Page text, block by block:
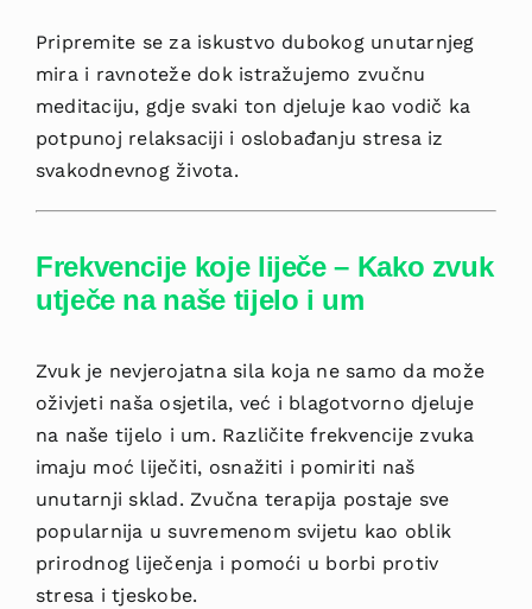
Pripremite se za iskustvo dubokog unutarnjeg
mira i ravnoteže dok istražujemo zvučnu
meditaciju, gdje svaki ton djeluje kao vodič ka
potpunoj relaksaciji i oslobađanju stresa iz
svakodnevnog života.
Frekvencije koje liječe – Kako zvuk
utječe na naše tijelo i um
Zvuk je nevjerojatna sila koja ne samo da može
oživjeti naša osjetila, već i blagotvorno djeluje
na naše tijelo i um. Različite frekvencije zvuka
imaju moć liječiti, osnažiti i pomiriti naš
unutarnji sklad. Zvučna terapija postaje sve
popularnija u suvremenom svijetu kao oblik
prirodnog liječenja i pomoći u borbi protiv
stresa i tjeskobe.